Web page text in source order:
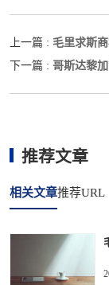
上一篇 : 毛里求斯
下一篇 : 哥斯达黎
推荐文章
相关文章推荐URL